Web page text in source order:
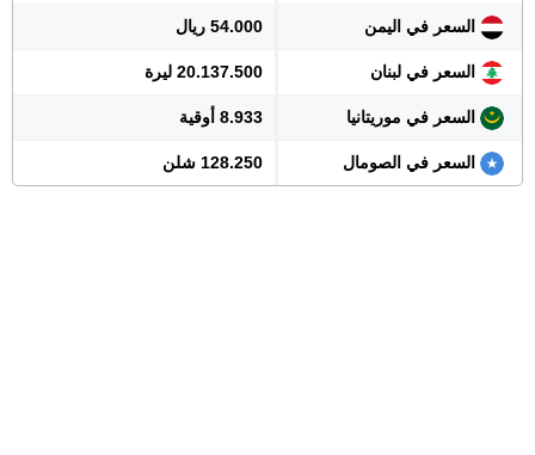
السعر في اليمن 54.000 ريال
السعر في لبنان 20.137.500 ليرة
السعر في موريتانيا 8.933 أوقية
السعر في الصومال 128.250 شلن